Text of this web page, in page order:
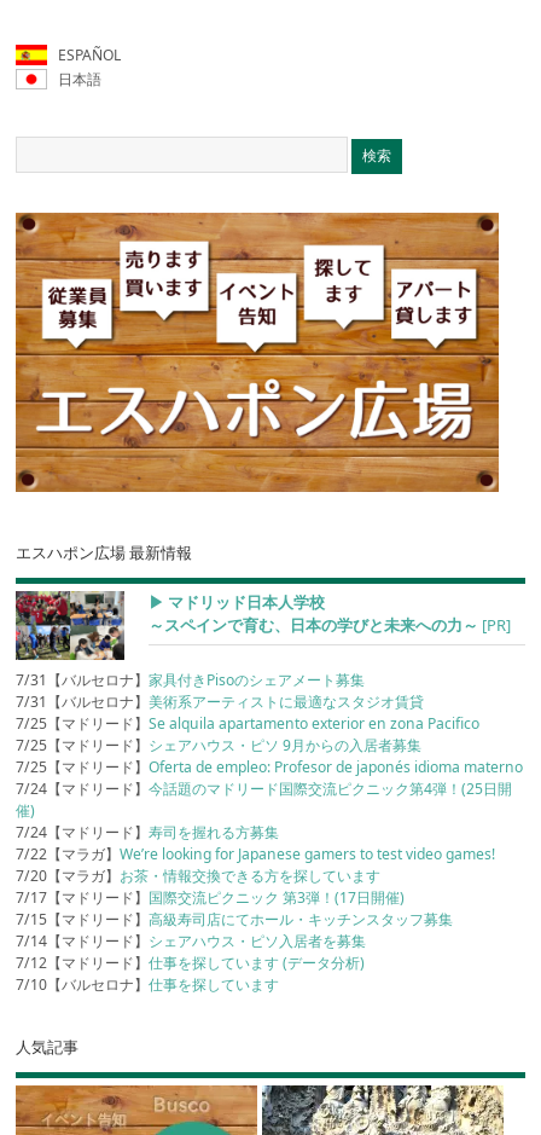
ESPAÑOL
日本語
エスハポン広場 最新情報
▶︎ マドリッド日本人学校
～スペインで育む、日本の学びと未来への力～ [PR]
7/31【バルセロナ】家具付きPisoのシェアメート募集
7/31【バルセロナ】美術系アーティストに最適なスタジオ賃貸
7/25【マドリード】Se alquila apartamento exterior en zona Pacifico
7/25【マドリード】 シェアハウス・ピソ 9月からの入居者募集
7/25【マドリード】Oferta de empleo: Profesor de japonés idioma materno
7/24【マドリード】今話題のマドリード国際交流ピクニック第4弾！(25日開
催)
7/24【マドリード】寿司を握れる方募集
7/22【マラガ】We’re looking for Japanese gamers to test video games!
7/20【マラガ】 お茶・情報交換できる方を探しています
7/17【マドリード】 国際交流ピクニック 第3弾！(17日開催)
7/15【マドリード】高級寿司店にてホール・キッチンスタッフ募集
7/14【マドリード】 シェアハウス・ピソ入居者を募集
7/12【マドリード】仕事を探しています (データ分析)
7/10【バルセロナ】仕事を探しています
人気記事